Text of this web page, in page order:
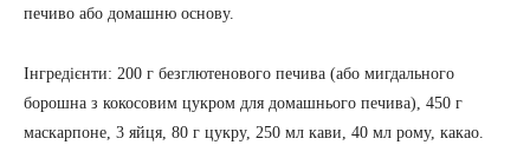
печиво або домашню основу.
Інгредієнти: 200 г безглютенового печива (або мигдального
борошна з кокосовим цукром для домашнього печива), 450 г
маскарпоне, 3 яйця, 80 г цукру, 250 мл кави, 40 мл рому, какао.